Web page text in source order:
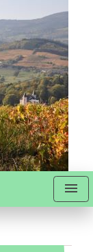
menu